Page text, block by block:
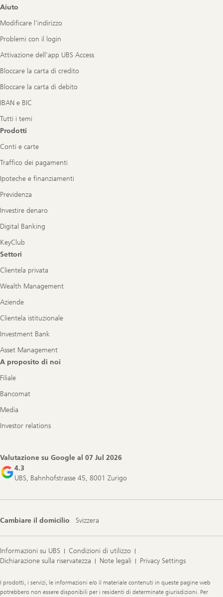
Footer
Aiuto
Modificare l’indirizzo
Problemi con il login
Attivazione dell'app UBS Access
Bloccare la carta di credito
Bloccare la carta di debito
IBAN e BIC
Tutti i temi
Prodotti
Conti e carte
Traffico dei pagamenti
Ipoteche e finanziamenti
Previdenza
Investire denaro
Digital Banking
KeyClub
Settori
Clientela privata
Wealth Management
Aziende
Clientela istituzionale
Investment Bank
Asset Management
A proposito di noi
Filiale
Bancomat
Media
Investor relations
Valutazione su Google al 07 Jul 2026
4.3
UBS, Bahnhofstrasse 45, 8001 Zurigo
Cambiare il domicilio Svizzera
Informazioni su UBS
Condizioni di utilizzo
Dichiarazione sulla riservatezza
Note legali Privacy Settings
Legal
Information
I prodotti, i servizi, le informazioni e/o il materiale contenuti in queste pagine web
potrebbero non essere disponibili per i residenti di determinate giurisdizioni. Per